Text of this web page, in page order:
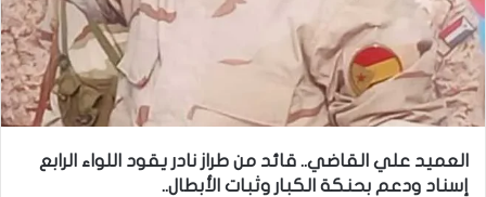
العميد علي القاضي.. قائد من طراز نادر يقود اللواء الرابع
إسناد ودعم بحنكة الكبار وثبات الأبطال..